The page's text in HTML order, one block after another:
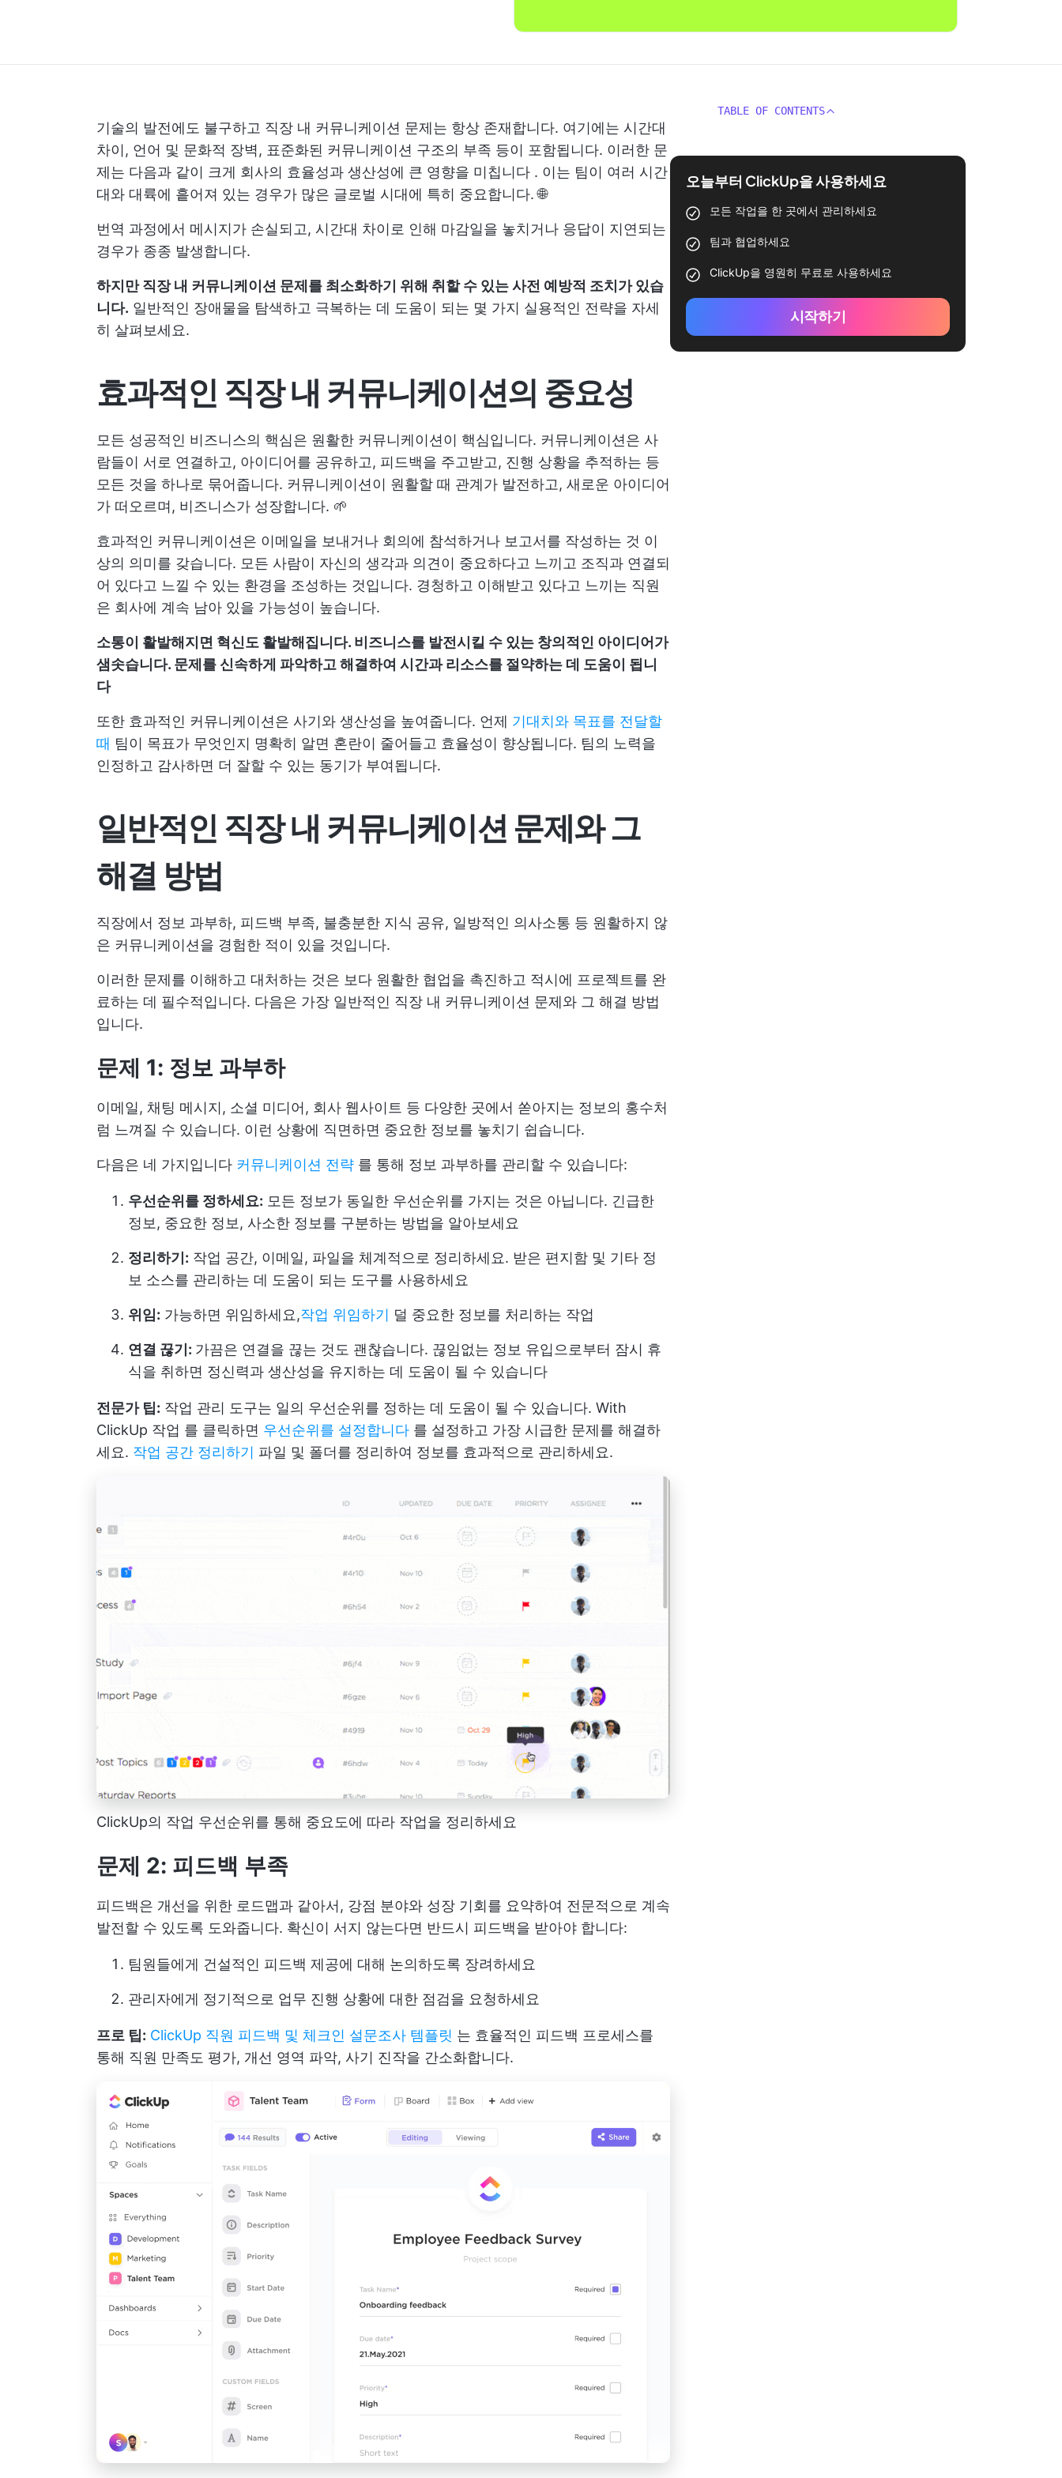
기술의 발전에도 불구하고 직장 내 커뮤니케이션 문제는 항상 존재합니다. 여기에는 시간대
차이, 언어 및 문화적 장벽, 표준화된 커뮤니케이션 구조의 부족 등이 포함됩니다. 이러한 문
제는 다음과 같이 크게 회사의 효율성과 생산성에 큰 영향을 미칩니다 . 이는 팀이 여러 시간
대와 대륙에 흩어져 있는 경우가 많은 글로벌 시대에 특히 중요합니다. 🌐
번역 과정에서 메시지가 손실되고, 시간대 차이로 인해 마감일을 놓치거나 응답이 지연되는
경우가 종종 발생합니다.
하지만 직장 내 커뮤니케이션 문제를 최소화하기 위해 취할 수 있는 사전 예방적 조치가 있습
니다. 일반적인 장애물을 탐색하고 극복하는 데 도움이 되는 몇 가지 실용적인 전략을 자세
히 살펴보세요.
효과적인 직장 내 커뮤니케이션의 중요성
모든 성공적인 비즈니스의 핵심은 원활한 커뮤니케이션이 핵심입니다. 커뮤니케이션은 사
람들이 서로 연결하고, 아이디어를 공유하고, 피드백을 주고받고, 진행 상황을 추적하는 등
모든 것을 하나로 묶어줍니다. 커뮤니케이션이 원활할 때 관계가 발전하고, 새로운 아이디어
가 떠오르며, 비즈니스가 성장합니다. 🌱
효과적인 커뮤니케이션은 이메일을 보내거나 회의에 참석하거나 보고서를 작성하는 것 이
상의 의미를 갖습니다. 모든 사람이 자신의 생각과 의견이 중요하다고 느끼고 조직과 연결되
어 있다고 느낄 수 있는 환경을 조성하는 것입니다. 경청하고 이해받고 있다고 느끼는 직원
은 회사에 계속 남아 있을 가능성이 높습니다.
소통이 활발해지면 혁신도 활발해집니다. 비즈니스를 발전시킬 수 있는 창의적인 아이디어가
샘솟습니다. 문제를 신속하게 파악하고 해결하여 시간과 리소스를 절약하는 데 도움이 됩니
다
또한 효과적인 커뮤니케이션은 사기와 생산성을 높여줍니다. 언제 기대치와 목표를 전달할
때 팀이 목표가 무엇인지 명확히 알면 혼란이 줄어들고 효율성이 향상됩니다. 팀의 노력을
인정하고 감사하면 더 잘할 수 있는 동기가 부여됩니다.
일반적인 직장 내 커뮤니케이션 문제와 그
해결 방법
직장에서 정보 과부하, 피드백 부족, 불충분한 지식 공유, 일방적인 의사소통 등 원활하지 않
은 커뮤니케이션을 경험한 적이 있을 것입니다.
이러한 문제를 이해하고 대처하는 것은 보다 원활한 협업을 촉진하고 적시에 프로젝트를 완
료하는 데 필수적입니다. 다음은 가장 일반적인 직장 내 커뮤니케이션 문제와 그 해결 방법
입니다.
문제 1: 정보 과부하
이메일, 채팅 메시지, 소셜 미디어, 회사 웹사이트 등 다양한 곳에서 쏟아지는 정보의 홍수처
럼 느껴질 수 있습니다. 이런 상황에 직면하면 중요한 정보를 놓치기 쉽습니다.
다음은 네 가지입니다 커뮤니케이션 전략 를 통해 정보 과부하를 관리할 수 있습니다:
우선순위를 정하세요: 모든 정보가 동일한 우선순위를 가지는 것은 아닙니다. 긴급한
정보, 중요한 정보, 사소한 정보를 구분하는 방법을 알아보세요
정리하기: 작업 공간, 이메일, 파일을 체계적으로 정리하세요. 받은 편지함 및 기타 정
보 소스를 관리하는 데 도움이 되는 도구를 사용하세요
위임: 가능하면 위임하세요,작업 위임하기 덜 중요한 정보를 처리하는 작업
연결 끊기: 가끔은 연결을 끊는 것도 괜찮습니다. 끊임없는 정보 유입으로부터 잠시 휴
식을 취하면 정신력과 생산성을 유지하는 데 도움이 될 수 있습니다
전문가 팁: 작업 관리 도구는 일의 우선순위를 정하는 데 도움이 될 수 있습니다. With
ClickUp 작업 를 클릭하면 우선순위를 설정합니다 를 설정하고 가장 시급한 문제를 해결하
세요. 작업 공간 정리하기 파일 및 폴더를 정리하여 정보를 효과적으로 관리하세요.
ClickUp의 작업 우선순위를 통해 중요도에 따라 작업을 정리하세요
문제 2: 피드백 부족
피드백은 개선을 위한 로드맵과 같아서, 강점 분야와 성장 기회를 요약하여 전문적으로 계속
발전할 수 있도록 도와줍니다. 확신이 서지 않는다면 반드시 피드백을 받아야 합니다:
팀원들에게 건설적인 피드백 제공에 대해 논의하도록 장려하세요
관리자에게 정기적으로 업무 진행 상황에 대한 점검을 요청하세요
프로 팁: ClickUp 직원 피드백 및 체크인 설문조사 템플릿 는 효율적인 피드백 프로세스를
통해 직원 만족도 평가, 개선 영역 파악, 사기 진작을 간소화합니다.
TABLE OF CONTENTS
오늘부터 ClickUp을 사용하세요
모든 작업을 한 곳에서 관리하세요
팀과 협업하세요
ClickUp을 영원히 무료로 사용하세요
시작하기